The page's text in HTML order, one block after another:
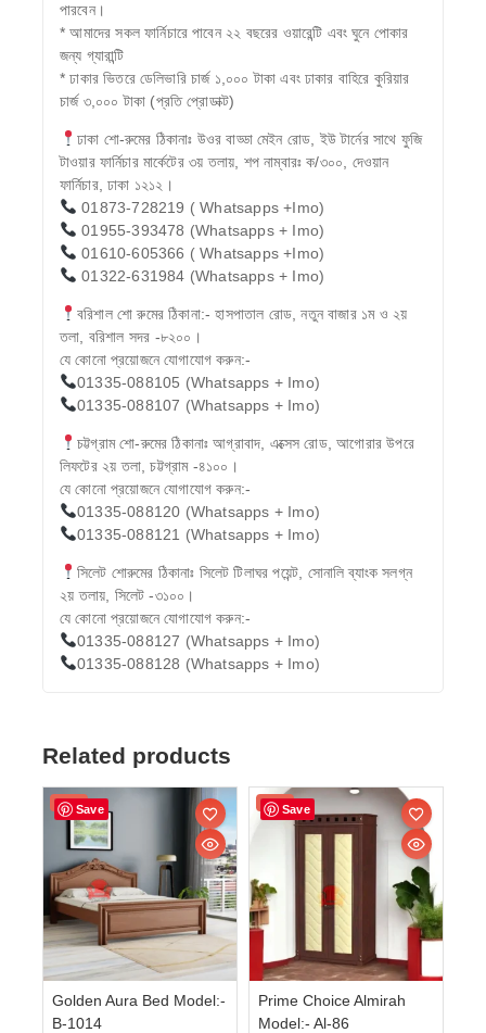
পারবেন।
* আমাদের সকল ফার্নিচারে পাবেন ২২ বছরের ওয়ারেন্টি এবং ঘুনে পোকার
জন্য গ্যারান্টি
* ঢাকার ভিতরে ডেলিভারি চার্জ ১,০০০ টাকা এবং ঢাকার বাহিরে কুরিয়ার
চার্জ ৩,০০০ টাকা (প্রতি প্রোডাক্ট)
ঢাকা শো-রুমের ঠিকানাঃ উওর বাড্ডা মেইন রোড, ইউ টার্নের সাথে ফুজি
টাওয়ার ফার্নিচার মার্কেটের ৩য় তলায়, শপ নাম্বারঃ ক/৩০০, দেওয়ান
ফার্নিচার, ঢাকা ১২১২।
01873-728219 ( Whatsapps +Imo)
01955-393478 (Whatsapps + Imo)
01610-605366 ( Whatsapps +Imo)
01322-631984 (Whatsapps + Imo)
বরিশাল শো রুমের ঠিকানা:- হাসপাতাল রোড, নতুন বাজার ১ম ও ২য়
তলা, বরিশাল সদর -৮২০০।
যে কোনো প্রয়োজনে যোগাযোগ করুন:-
01335-088105 (Whatsapps + Imo)
01335-088107 (Whatsapps + Imo)
চট্টগ্রাম শো-রুমের ঠিকানাঃ আগ্রাবাদ, এক্সেস রোড, আগোরার উপরে
লিফটের ২য় তলা, চট্টগ্রাম -৪১০০।
যে কোনো প্রয়োজনে যোগাযোগ করুন:-
01335-088120 (Whatsapps + Imo)
01335-088121 (Whatsapps + Imo)
সিলেট শোরুমের ঠিকানাঃ সিলেট টিলাঘর পয়েন্ট, সোনালি ব্যাংক সলগ্ন
২য় তলায়, সিলেট -৩১০০।
যে কোনো প্রয়োজনে যোগাযোগ করুন:-
01335-088127 (Whatsapps + Imo)
01335-088128 (Whatsapps + Imo)
Related products
Save
Sale!
Golden Aura Bed Model:-
B-1014
Save
Sale!
Prime Choice Almirah
Model:- Al-86